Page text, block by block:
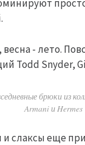
брюки из
Armani и Hermes
и слаксы еще